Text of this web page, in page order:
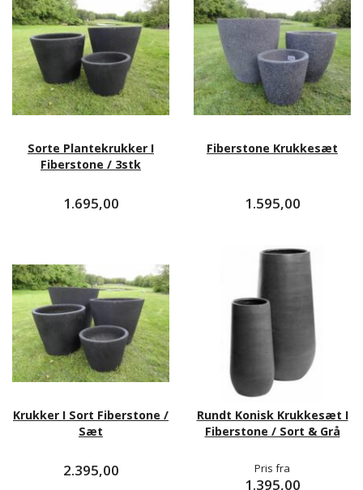
Sorte Plantekrukker I
Fiberstone / 3stk
1.695,00
Fiberstone Krukkesæt
1.595,00
Krukker I Sort Fiberstone /
Sæt
2.395,00
Rundt Konisk Krukkesæt I
Fiberstone / Sort & Grå
Pris fra
1.395,00